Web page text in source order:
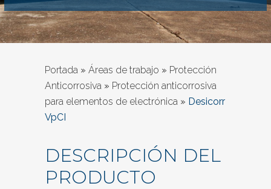
Portada » Áreas de trabajo » Protección
Anticorrosiva » Protección anticorrosiva
para elementos de electrónica » Desicorr
VpCI
DESCRIPCIÓN DEL
PRODUCTO